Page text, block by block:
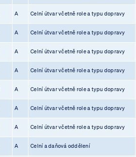
A Celní útvar včetně role a typu dopravy
A Celní útvar včetně role a typu dopravy
A Celní útvar včetně role a typu dopravy
A Celní útvar včetně role a typu dopravy
A Celní útvar včetně role a typu dopravy
A Celní útvar včetně role a typu dopravy
A Celní útvar včetně role a typu dopravy
A Celní a daňová oddělení